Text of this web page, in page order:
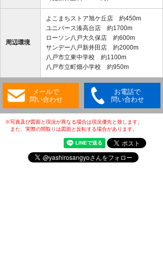
周辺環境
よこまちストア旭ケ丘店 約450m
ユニバース湊高台店 約1700m
ローソン八戸大久保店 約600m
サンデー八戸新井田店 約2000m
八戸市立東中学校 約1100m
八戸市立町畑小学校 約950m
メールで
問い合わせ
お電話で
問い合わせ
※写真及び図面と現況が異なる場合は現況優先と致します。
また、実際の間取りは図面と反転する場合があります。